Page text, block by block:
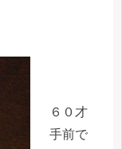
６０才
手前で